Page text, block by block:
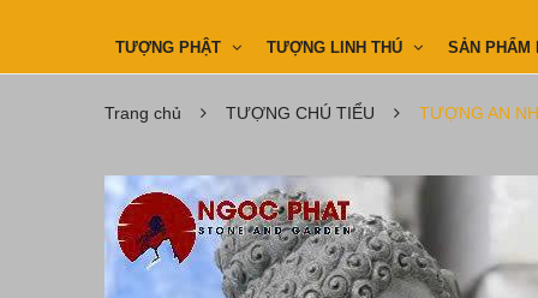
TƯỢNG PHẬT TƯỢNG LINH THÚ SẢN PHẨM
Trang chủ TƯỢNG CHÚ TIỂU TƯỢNG AN